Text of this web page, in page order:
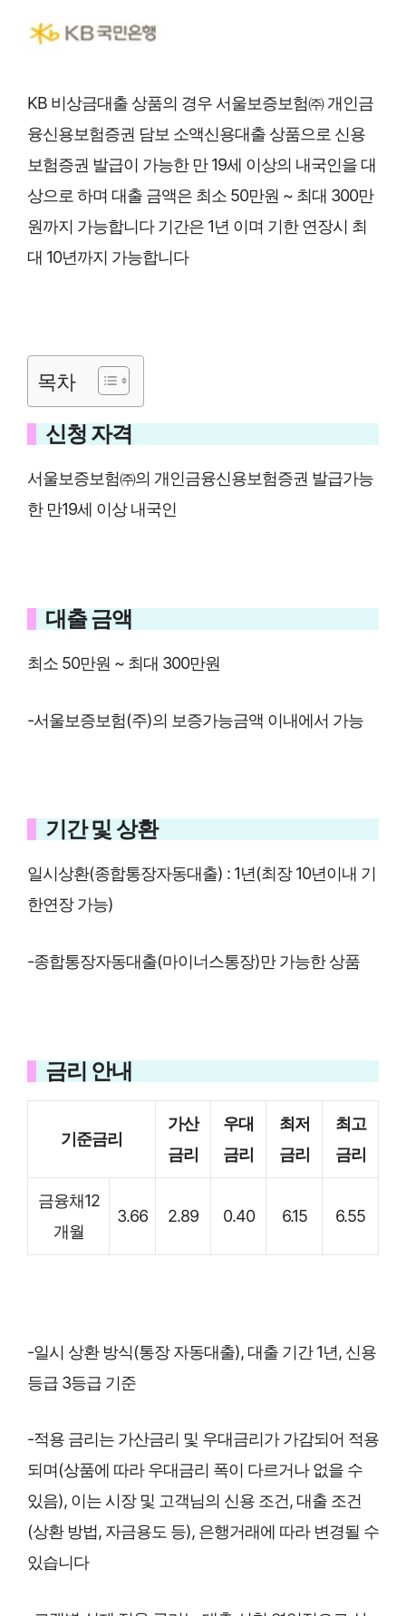
KB 비상금대출 상품의 경우 서울보증보험㈜ 개인금
융신용보험증권 담보 소액신용대출 상품으로 신용
보험증권 발급이 가능한 만 19세 이상의 내국인을 대
상으로 하며 대출 금액은 최소 50만원 ~ 최대 300만
원까지 가능합니다 기간은 1년 이며 기한 연장시 최
대 10년까지 가능합니다
목차
신청 자격
서울보증보험㈜의 개인금융신용보험증권 발급가능
한 만19세 이상 내국인
대출 금액
최소 50만원 ~ 최대 300만원
-서울보증보험(주)의 보증가능금액 이내에서 가능
기간 및 상환
일시상환(종합통장자동대출) : 1년(최장 10년이내 기
한연장 가능)
-종합통장자동대출(마이너스통장)만 가능한 상품
금리 안내
기준금리
가산
금리
우대
금리
최저
금리
최고
금리
금융채12
개월
3.66 2.89 0.40 6.15 6.55
-일시 상환 방식(통장 자동대출), 대출 기간 1년, 신용
등급 3등급 기준
-적용 금리는 가산금리 및 우대금리가 가감되어 적용
되며(상품에 따라 우대금리 폭이 다르거나 없을 수
있음), 이는 시장 및 고객님의 신용 조건, 대출 조건
(상환 방법, 자금용도 등), 은행거래에 따라 변경될 수
있습니다